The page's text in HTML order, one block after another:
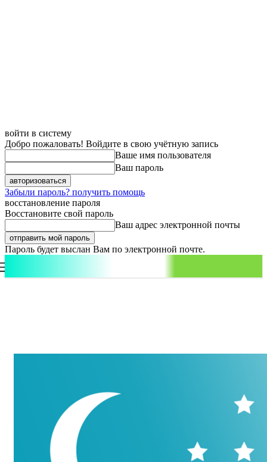
войти в систему
Добро пожаловать! Войдите в свою учётную запись
Ваше имя пользователя
Ваш пароль
Забыли пароль? получить помощь
восстановление пароля
Восстановите свой пароль
Ваш адрес электронной почты
Пароль будет выслан Вам по электронной почте.